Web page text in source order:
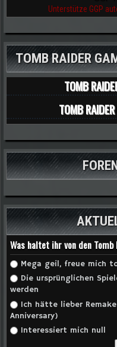
Unterstütze GGP
TOMB RAIDER
TOMB
TOMB
Was haltet ihr von den
Auswahlmöglichkeiten
Mega geil, freue mich
Die ursprünglichen
werden
Ich hätte lieber
Anniversary)
Interessiert mich null